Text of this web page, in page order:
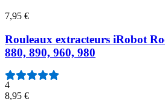
7,95 €
Rouleaux extracteurs iRobot
880, 890, 960, 980
4
8,95 €